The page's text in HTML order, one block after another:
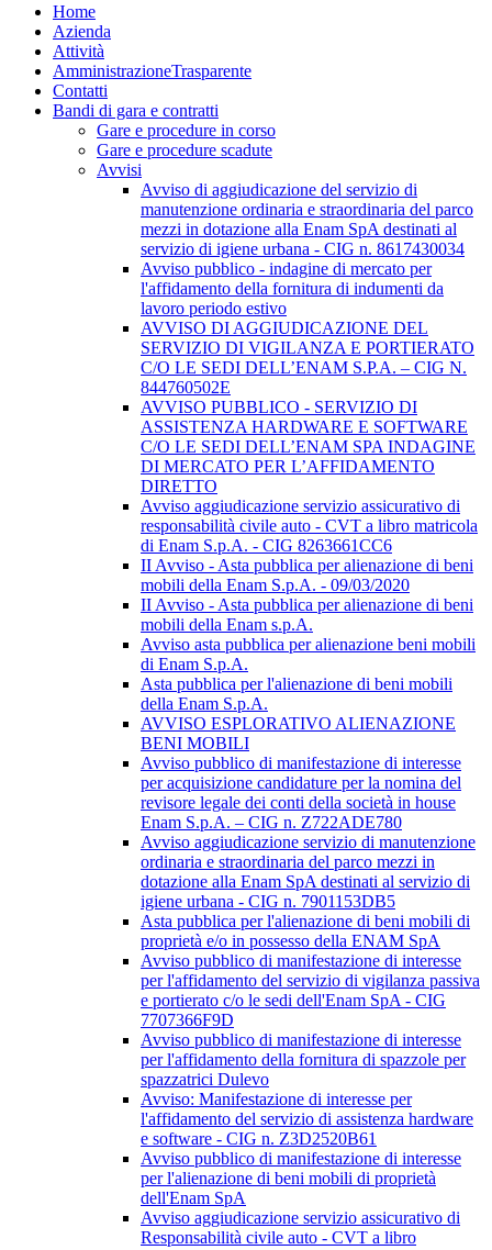
Home
Azienda
Attività
AmministrazioneTrasparente
Contatti
Bandi di gara e contratti
Gare e procedure in corso
Gare e procedure scadute
Avvisi
Avviso di aggiudicazione del servizio di
manutenzione ordinaria e straordinaria del parco
mezzi in dotazione alla Enam SpA destinati al
servizio di igiene urbana - CIG n. 8617430034
Avviso pubblico - indagine di mercato per
l'affidamento della fornitura di indumenti da
lavoro periodo estivo
AVVISO DI AGGIUDICAZIONE DEL
SERVIZIO DI VIGILANZA E PORTIERATO
C/O LE SEDI DELL’ENAM S.P.A. – CIG N.
844760502E
AVVISO PUBBLICO - SERVIZIO DI
ASSISTENZA HARDWARE E SOFTWARE
C/O LE SEDI DELL’ENAM SPA INDAGINE
DI MERCATO PER L’AFFIDAMENTO
DIRETTO
Avviso aggiudicazione servizio assicurativo di
responsabilità civile auto - CVT a libro matricola
di Enam S.p.A. - CIG 8263661CC6
II Avviso - Asta pubblica per alienazione di beni
mobili della Enam S.p.A. - 09/03/2020
II Avviso - Asta pubblica per alienazione di beni
mobili della Enam s.p.A.
Avviso asta pubblica per alienazione beni mobili
di Enam S.p.A.
Asta pubblica per l'alienazione di beni mobili
della Enam S.p.A.
AVVISO ESPLORATIVO ALIENAZIONE
BENI MOBILI
Avviso pubblico di manifestazione di interesse
per acquisizione candidature per la nomina del
revisore legale dei conti della società in house
Enam S.p.A. – CIG n. Z722ADE780
Avviso aggiudicazione servizio di manutenzione
ordinaria e straordinaria del parco mezzi in
dotazione alla Enam SpA destinati al servizio di
igiene urbana - CIG n. 7901153DB5
Asta pubblica per l'alienazione di beni mobili di
proprietà e/o in possesso della ENAM SpA
Avviso pubblico di manifestazione di interesse
per l'affidamento del servizio di vigilanza passiva
e portierato c/o le sedi dell'Enam SpA - CIG
7707366F9D
Avviso pubblico di manifestazione di interesse
per l'affidamento della fornitura di spazzole per
spazzatrici Dulevo
Avviso: Manifestazione di interesse per
l'affidamento del servizio di assistenza hardware
e software - CIG n. Z3D2520B61
Avviso pubblico di manifestazione di interesse
per l'alienazione di beni mobili di proprietà
dell'Enam SpA
Avviso aggiudicazione servizio assicurativo di
Responsabilità civile auto - CVT a libro